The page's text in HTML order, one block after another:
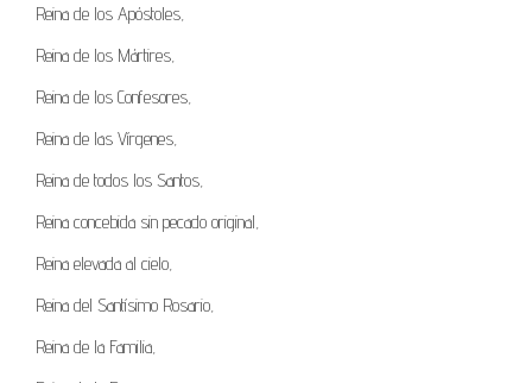
Reina de los Apóstoles,
Reina de los Mártires,
Reina de los Confesores,
Reina de las Vírgenes,
Reina de todos los Santos,
Reina concebida sin pecado original,
Reina elevada al cielo,
Reina del Santísimo Rosario,
Reina de la Familia,